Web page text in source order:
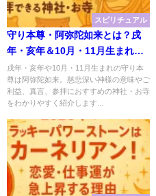
スピリチュアル
守り本尊・阿弥陀如来とは？戌
年・亥年＆10月・11月生まれの
守護仏とご利益｜参拝できる神
社・お寺
戌年・亥年や10月・11月生まれの守り本
尊は阿弥陀如来。慈悲深い神様の意味やご
利益、真言、参拝におすすめの神社・お寺
をわかりやすく紹介します...